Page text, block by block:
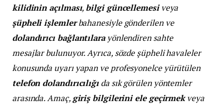
kilidinin açılması, bilgi güncellemesiveya
şüpheli işlemlerbahanesiyle gönderilen ve
dolandırıcı bağlantılarayönlendiren sahte
mesajlar bulunuyor. Ayrıca, sözde şüpheli havaleler
konusunda uyarı yapan ve profesyonelce yürütülen
telefon dolandırıcılığıda sık görülen yöntemler
arasında. Amaç, giriş bilgilerini ele geçirmekveya